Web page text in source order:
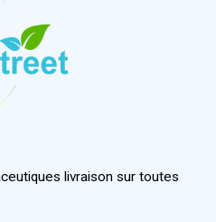
livraison sur toutes